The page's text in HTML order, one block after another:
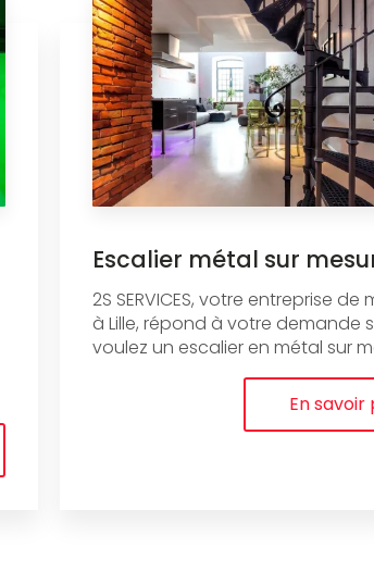
Escalier métal sur
2S SERVICES, votre entreprise de
à Lille, répond à votre demande
voulez un escalier en métal sur
En savoir